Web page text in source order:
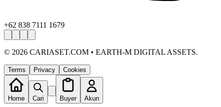
+62 838 7111 1679
© 2026 CARIASET.COM • EARTH-M DIGITAL ASSETS.
Terms Privacy Cookies
Home Cari Buyer Akun